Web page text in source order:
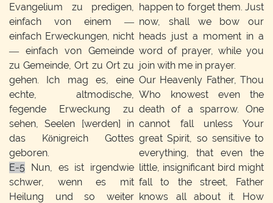
Evangelium zu predigen,
einfach von einem —
einfach Erweckungen, nicht
— einfach von Gemeinde
zu Gemeinde, Ort zu Ort zu
gehen. Ich mag es, eine
echte, altmodische,
fegende Erweckung zu
sehen, Seelen [werden] in
das Königreich Gottes
geboren.
E-5 Nun, es ist irgendwie
schwer, wenn es mit
Heilung und so weiter
happen to forget them. Just
now, shall we bow our
heads just a moment in a
word of prayer, while you
join with me in prayer.
Our Heavenly Father, Thou
Who knowest even the
death of a sparrow. One
cannot fall unless Your
great Spirit, so sensitive to
everything, that even the
little, insignificant bird might
fall to the street, Father
knows all about it. How